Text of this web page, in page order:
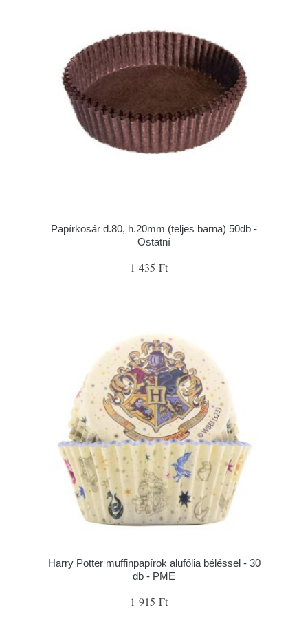
Papírkosár d.80, h.20mm (teljes barna) 50db -
Ostatní
1 435 Ft
Harry Potter muffinpapírok alufólia béléssel - 30
db - PME
1 915 Ft